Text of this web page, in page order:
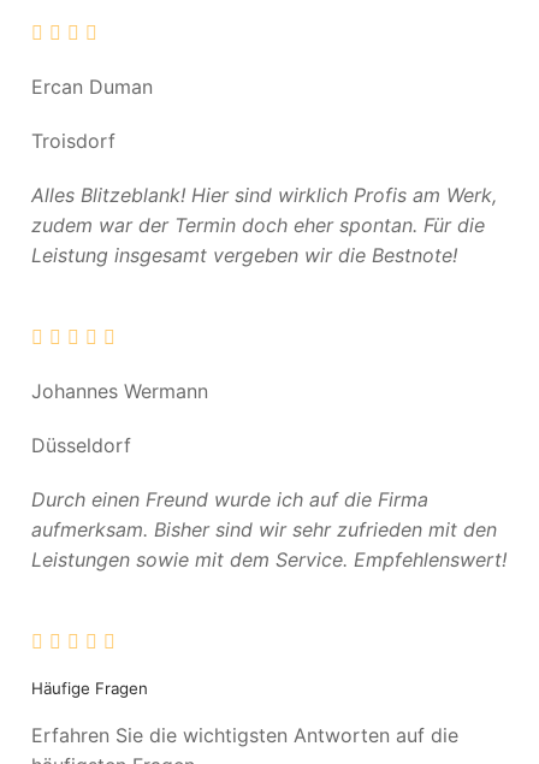
Ercan Duman
Troisdorf
Alles Blitzeblank! Hier sind wirklich Profis am Werk,
zudem war der Termin doch eher spontan. Für die
Leistung insgesamt vergeben wir die Bestnote!
Johannes Wermann
Düsseldorf
Durch einen Freund wurde ich auf die Firma
aufmerksam. Bisher sind wir sehr zufrieden mit den
Leistungen sowie mit dem Service. Empfehlenswert!
Häufige Fragen
Erfahren Sie die wichtigsten Antworten auf die